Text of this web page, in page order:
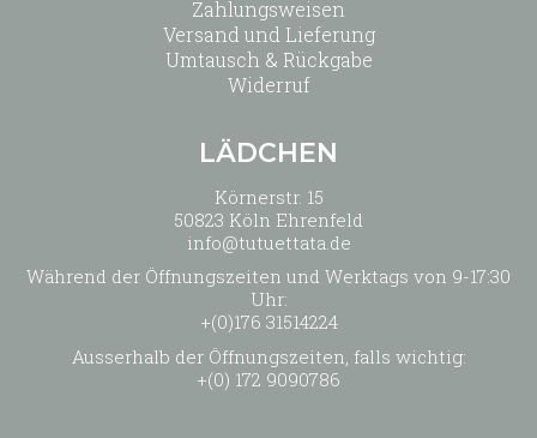
Zahlungsweisen
Versand und Lieferung
Umtausch & Rückgabe
Widerruf
LÄDCHEN
Körnerstr. 15
50823 Köln Ehrenfeld
info@tutuettata.de
Während der Öffnungszeiten und Werktags von 9-17:30
Uhr:
+(0)176 31514224
Ausserhalb der Öffnungszeiten, falls wichtig:
+(0) 172 9090786